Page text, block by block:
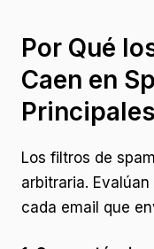
Por Qué
Caen en
Principales
Los filtros de
arbitraria.
cada email que